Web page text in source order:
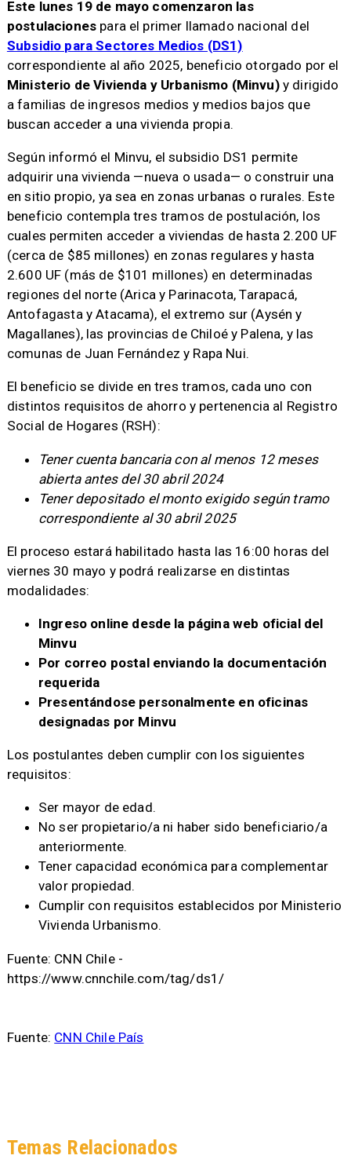
Este lunes 19 de mayo comenzaron las
postulaciones para el primer llamado nacional del
Subsidio para Sectores Medios (DS1)
correspondiente al año 2025, beneficio otorgado por el
Ministerio de Vivienda y Urbanismo (Minvu)y dirigido
a familias de ingresos medios y medios bajos que
buscan acceder a una vivienda propia.
Según informó el Minvu, el subsidio DS1 permite
adquirir una vivienda —nueva o usada— o construir una
en sitio propio, ya sea en zonas urbanas o rurales. Este
beneficio contempla tres tramos de postulación, los
cuales permiten acceder a viviendas de hasta 2.200 UF
(cerca de $85 millones) en zonas regulares y hasta
2.600 UF (más de $101 millones) en determinadas
regiones del norte (Arica y Parinacota, Tarapacá,
Antofagasta y Atacama), el extremo sur (Aysén y
Magallanes), las provincias de Chiloé y Palena, y las
comunas de Juan Fernández y Rapa Nui.
El beneficio se divide en tres tramos, cada uno con
distintos requisitos de ahorro y pertenencia al Registro
Social de Hogares (RSH):
Tener cuenta bancaria con al menos 12 meses
abierta antes del 30 abril 2024
Tener depositado el monto exigido según tramo
correspondiente al 30 abril 2025
El proceso estará habilitado hasta las 16:00 horas del
viernes 30 mayo y podrá realizarse en distintas
modalidades:
Ingreso online desde la página web oficial del
Minvu
Por correo postal enviando la documentación
requerida
Presentándose personalmente en oficinas
designadas por Minvu
Los postulantes deben cumplir con los siguientes
requisitos:
Ser mayor de edad.
No ser propietario/a ni haber sido beneficiario/a
anteriormente.
Tener capacidad económica para complementar
valor propiedad.
Cumplir con requisitos establecidos por Ministerio
Vivienda Urbanismo.
Fuente: CNN Chile -
https://www.cnnchile.com/tag/ds1/
Fuente: CNN Chile País
Temas Relacionados